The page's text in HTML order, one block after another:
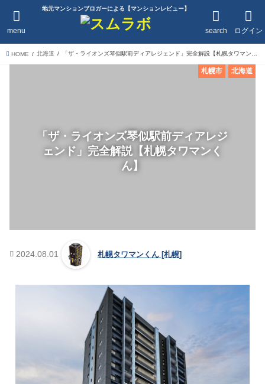
地元マンションブロガーによる【マンションレビュー】
ログイン
search
menu
HOME 北海道
「ザ・ライオンズ琴似駅前ディアレジ
ェンド」完全解説【札幌タワマンく
ん】
北海道
札幌市
2024.08.01 札幌タワマンくん [札幌]